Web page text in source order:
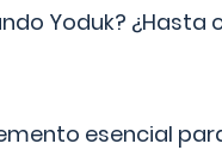
Yoduk? ¿Hasta
esencial